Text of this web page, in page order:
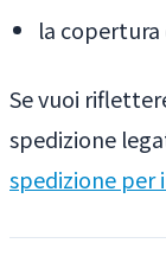
la copertura
Se vuoi
spedizione
spedizione per